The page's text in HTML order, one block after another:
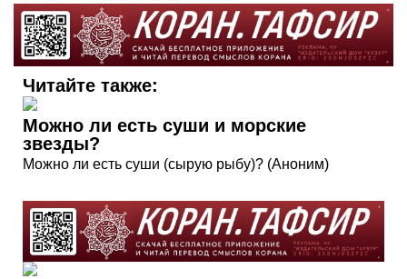
Читайте также:
Можно ли есть суши и морские
звезды?
Можно ли есть суши (сырую рыбу)? (Аноним)